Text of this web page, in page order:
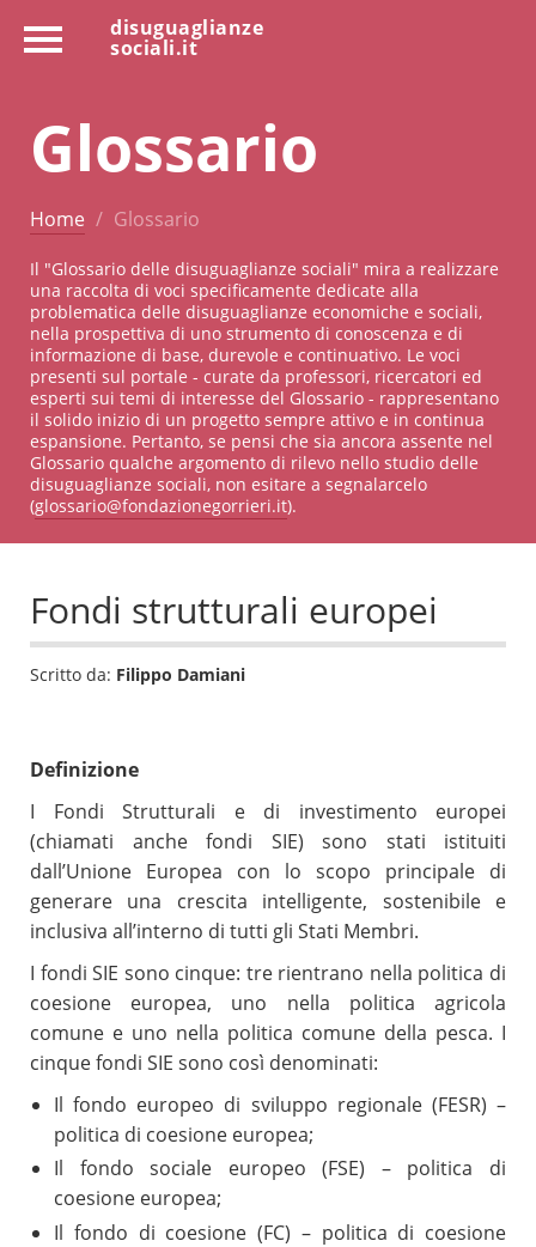
disuguaglianze
sociali.it
Glossario
Home Glossario
Il "Glossario delle disuguaglianze sociali" mira a realizzare
una raccolta di voci specificamente dedicate alla
problematica delle disuguaglianze economiche e sociali,
nella prospettiva di uno strumento di conoscenza e di
informazione di base, durevole e continuativo. Le voci
presenti sul portale - curate da professori, ricercatori ed
esperti sui temi di interesse del Glossario - rappresentano
il solido inizio di un progetto sempre attivo e in continua
espansione. Pertanto, se pensi che sia ancora assente nel
Glossario qualche argomento di rilevo nello studio delle
disuguaglianze sociali, non esitare a segnalarcelo
(glossario@fondazionegorrieri.it).
Fondi strutturali europei
Scritto da: Filippo Damiani
Definizione
I Fondi Strutturali e di investimento europei
(chiamati anche fondi SIE) sono stati istituiti
dall’Unione Europea con lo scopo principale di
generare una crescita intelligente, sostenibile e
inclusiva all’interno di tutti gli Stati Membri.
I fondi SIE sono cinque: tre rientrano nella politica di
coesione europea, uno nella politica agricola
comune e uno nella politica comune della pesca. I
cinque fondi SIE sono così denominati:
Il fondo europeo di sviluppo regionale (FESR) –
politica di coesione europea;
Il fondo sociale europeo (FSE) – politica di
coesione europea;
Il fondo di coesione (FC) – politica di coesione